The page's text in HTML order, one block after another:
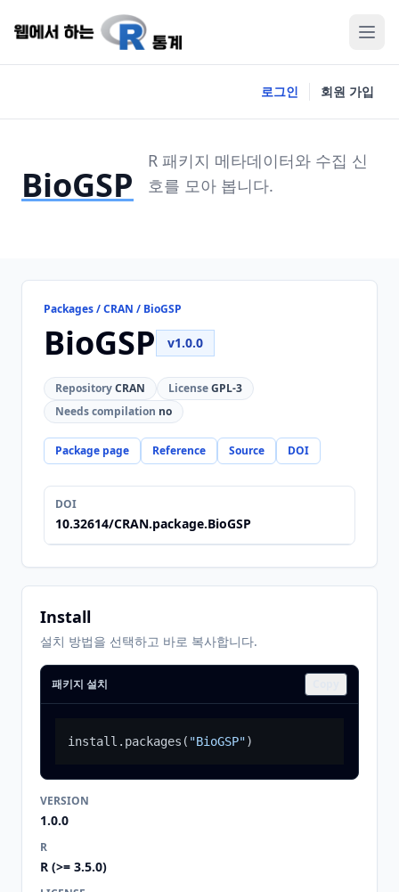
로그인 회원 가입
BioGSP
R 패키지 메타데이터와 수집 신
호를 모아 봅니다.
Packages / CRAN / BioGSP
BioGSP v1.0.0
RepositoryCRAN LicenseGPL-3
Needs compilation no
Package page Reference Source DOI
DOI
10.32614/CRAN.package.BioGSP
Install
설치 방법을 선택하고 바로 복사합니다.
패키지 설치
install.packages ( "BioGSP")
VERSION
1.0.0
R
R (>= 3.5.0)